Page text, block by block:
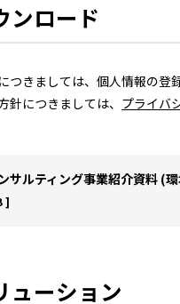
ンロード
つきましては、個人情報の登
針につきましては、 プライバ
サルティング事業紹介資料 (
]
ューション